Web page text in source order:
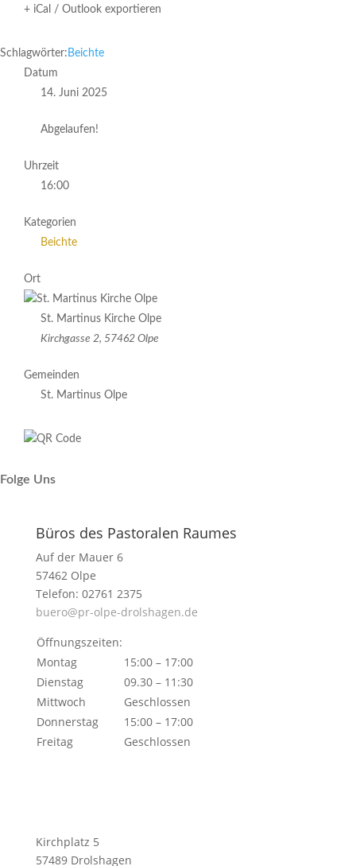
+ iCal / Outlook exportieren
Schlagwörter: Beichte
Datum
14. Juni 2025
Abgelaufen!
Uhrzeit
16:00
Kategorien
Beichte
Ort
St. Martinus Kirche Olpe
Kirchgasse 2, 57462 Olpe
Gemeinden
St. Martinus Olpe
Folge Uns
Büros des Pastoralen Raumes
Auf der Mauer 6
57462 Olpe
Telefon: 02761 2375
buero@pr-olpe-drolshagen.de
Öffnungszeiten:
Montag
15:00 – 17:00
Dienstag
09.30 – 11:30
Mittwoch
Geschlossen
Donnerstag
15:00 – 17:00
Freitag
Geschlossen
Kirchplatz 5
57489 Drolshagen